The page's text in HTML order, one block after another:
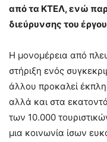
από τα ΚΤΕΛ, ενώ
διεύρυνσης του
Η μονομέρεια από
στήριξη ενός
άλλου προκαλεί
αλλά και στα
των 10.000
μια κοινωνία ίσων